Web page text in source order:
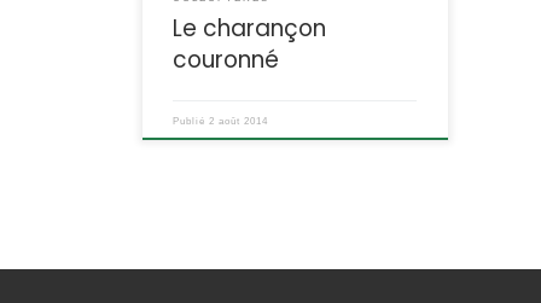
graisse, et coronatus = couronné.
DESCRIPTION : Taille : 8 à 15 mm
Forme, allure : […]
Le charançon
couronné
Publié2 août 2014